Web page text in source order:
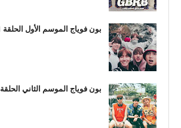
بون فوياج الموسم الأول الحلقة 1 مترجم للعربية
بون فوياج الموسم الثاني الحلقة 1 مترجمة للعربية